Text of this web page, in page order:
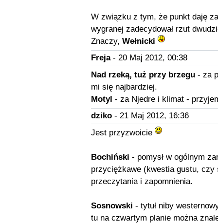
W związku z tym, że punkt daję
wygranej zadecydował rzut
Znaczy, Wełnicki
Freja- 20 Maj 2012, 00:38
Nad rzeką, tuż przy brzegu- za
mi się najbardziej.
Motyl - za Njedre i klimat -
dziko- 21 Maj 2012, 16:36
Jest przyzwoicie
Bochiński - pomysł w ogólnym
przyciężkawe (kwestia gustu, czy
przeczytania i zapomnienia.
Sosnowski - tytuł niby
tu na czwartym planie można